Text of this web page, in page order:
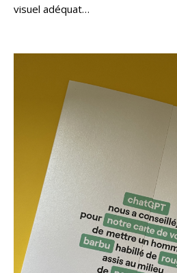
visuel adéquat…